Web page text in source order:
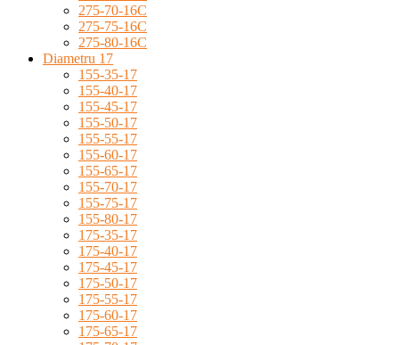
275-70-16C
275-75-16C
275-80-16C
Diametru 17
155-35-17
155-40-17
155-45-17
155-50-17
155-55-17
155-60-17
155-65-17
155-70-17
155-75-17
155-80-17
175-35-17
175-40-17
175-45-17
175-50-17
175-55-17
175-60-17
175-65-17